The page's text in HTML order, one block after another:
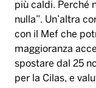
più caldi. Perché
nulla”. Un’altra
con il Mef che
maggioranza
spostare dal 25
per la Cilas, e